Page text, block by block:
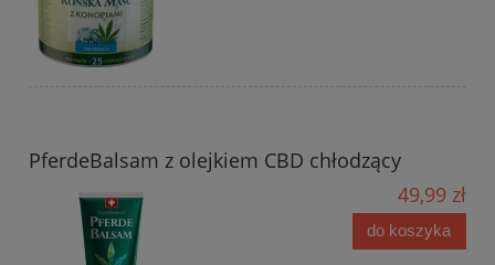
PferdeBalsam z olejkiem CBD chłodzący
49,99 zł
do koszyka